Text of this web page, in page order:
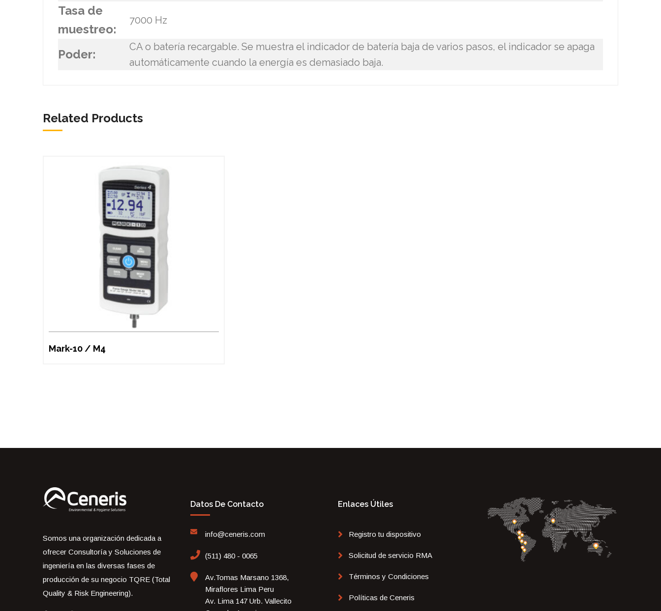
Tasa de
muestreo:
7000 Hz
Poder:
CA o batería recargable. Se muestra el indicador de batería baja de varios pasos, el indicador se apaga
automáticamente cuando la energía es demasiado baja.
Related Products
Mark-10 / M4
Somos una organización dedicada a
ofrecer Consultoría y Soluciones de
ingeniería en las diversas fases de
producción de su negocio TQRE (Total
Quality & Risk Engineering).
Datos De Contacto
info@ceneris.com
(511) 480 - 0065
Av.Tomas Marsano 1368,
Miraflores Lima Peru
Av. Lima 147 Urb. Vallecito
Enlaces Útiles
Registro tu dispositivo
Solicitud de servicio RMA
Términos y Condiciones
Políticas de Ceneris